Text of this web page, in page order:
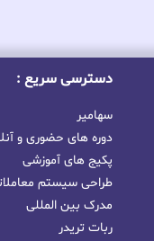
دسترسی سریع :
سهامیر
دوره های حضوری و
پکیج های آموزشی
طراحی سیستم
مدرک بین المللی
ربات تریدر